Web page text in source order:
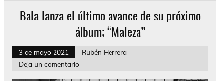
Bala lanza el último avance de su próximo
álbum; “Maleza”
3 de mayo 2021
Rubén Herrera
Deja un comentario